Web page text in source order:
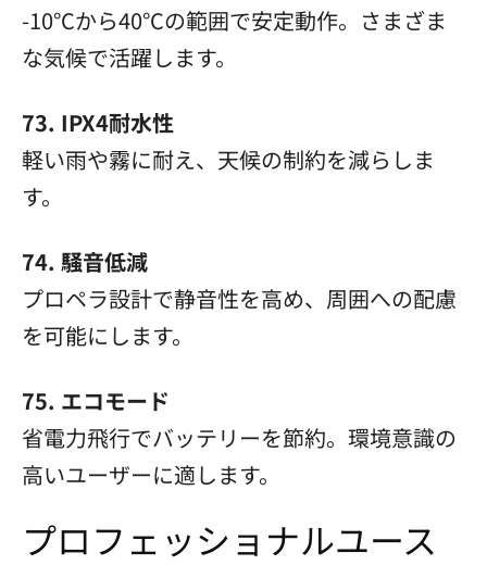
-10°Cから40°Cの範囲で安定動作。さまざま
な気候で活躍します。
73. IPX4耐水性
軽い雨や霧に耐え、天候の制約を減らしま
す。
74. 騒音低減
プロペラ設計で静音性を高め、周囲への配慮
を可能にします。
75. エコモード
省電力飛行でバッテリーを節約。環境意識の
高いユーザーに適します。
プロフェッショナルユース